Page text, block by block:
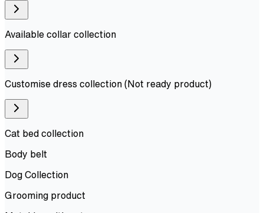
Available collar collection
Customise dress collection (Not ready product)
Cat bed collection
Body belt
Dog Collection
Grooming product